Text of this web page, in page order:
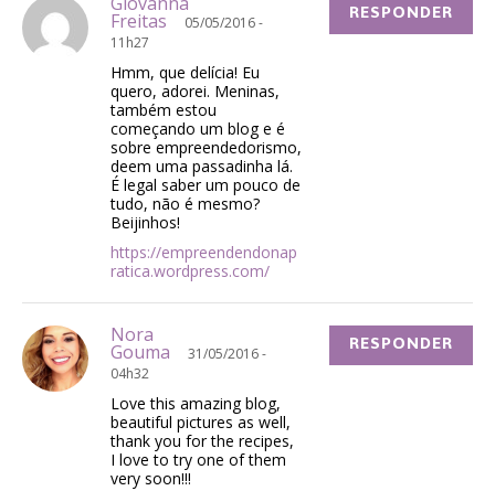
Freitas
05/05/2016 -
11h27
Hmm, que delícia! Eu
quero, adorei. Meninas,
também estou
começando um blog e é
sobre empreendedorismo,
deem uma passadinha lá.
É legal saber um pouco de
tudo, não é mesmo?
Beijinhos!
https://empreendendonap
ratica.wordpress.com/
RESPONDER
Nora
Gouma
31/05/2016 -
04h32
Love this amazing blog,
beautiful pictures as well,
thank you for the recipes,
I love to try one of them
very soon!!!
RESPONDER